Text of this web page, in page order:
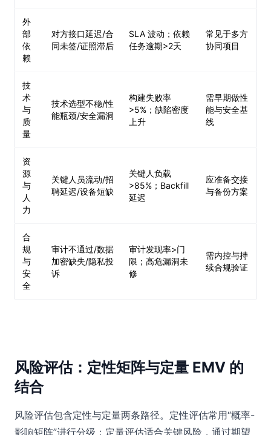
外
部
依
赖
对方接口延迟/合
同未签/证照滞后
SLA 波动；依赖
任务逾期>2天
常见于多方
协同项目
技
术
与
质
量
技术选型不稳/性
能瓶颈/安全漏洞
构建失败率
>5%；缺陷密度
上升
需早期做性
能与安全基
线
资
源
与
人
力
关键人员流动/招
聘延迟/设备短缺
关键人负载
>85%；Backfill
延迟
应准备交接
与备份方案
合
规
与
安
全
审计不通过/数据
加密缺失/隐私投
诉
审计发现率>门
限；高危漏洞未
修
需内控与持
续合规验证
风险评估：定性矩阵与定量 EMV 的
结合
风险评估包含定性与定量两条路径。定性评估常用“概率-
影响矩阵”进行分级；定量评估适合关键风险，通过期望